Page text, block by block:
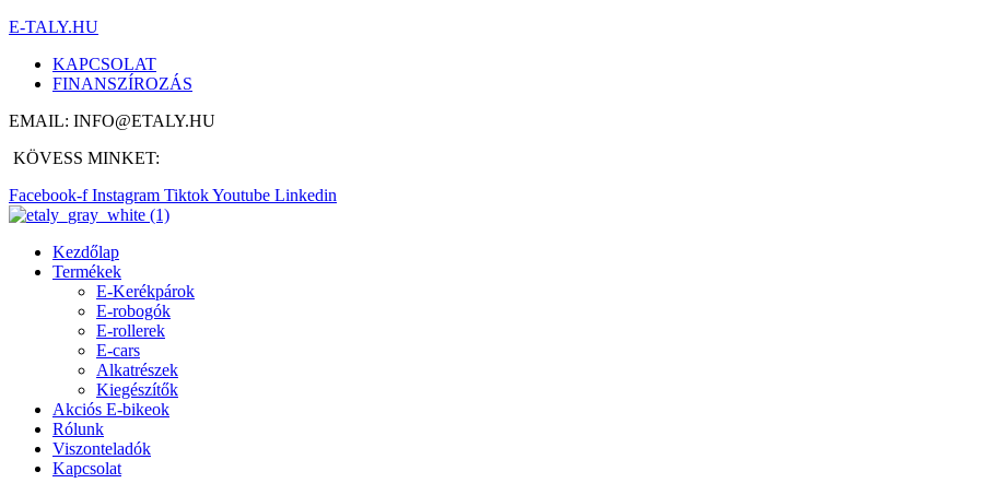
E-TALY.HU
KAPCSOLAT
FINANSZÍROZÁS
EMAIL: INFO@ETALY.HU
KÖVESS MINKET:
Facebook-f Instagram TiktokYoutube Linkedin
Kezdőlap
Termékek
E-Kerékpárok
E-robogók
E-rollerek
E-cars
Alkatrészek
Kiegészítők
Akciós E-bikeok
Rólunk
Viszonteladók
Kapcsolat